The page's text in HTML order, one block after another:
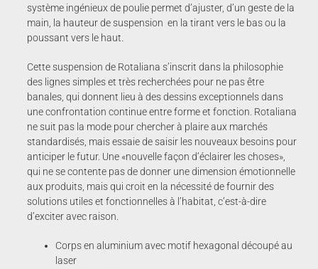
système ingénieux de poulie permet d’ajuster, d’un geste de la
main, la hauteur de suspension en la tirant vers le bas ou la
poussant vers le haut.
Cette suspension de Rotaliana s’inscrit dans la philosophie
des lignes simples et très recherchées pour ne pas être
banales, qui donnent lieu à des dessins exceptionnels dans
une confrontation continue entre forme et fonction. Rotaliana
ne suit pas la mode pour chercher à plaire aux marchés
standardisés, mais essaie de saisir les nouveaux besoins pour
anticiper le futur. Une «nouvelle façon d’éclairer les choses»,
qui ne se contente pas de donner une dimension émotionnelle
aux produits, mais qui croit en la nécessité de fournir des
solutions utiles et fonctionnelles à l’habitat, c’est-à-dire
d’exciter avec raison.
Corps en aluminium avec motif hexagonal découpé au
laser